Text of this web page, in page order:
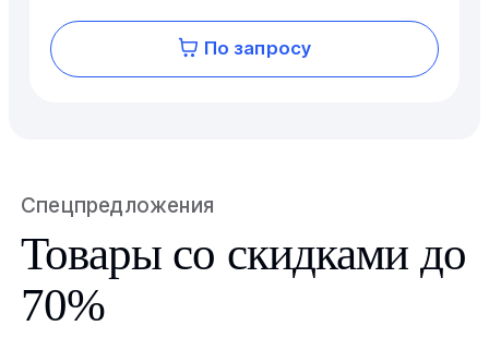
По запросу
Спецпредложения
Товары со скидками до
70%